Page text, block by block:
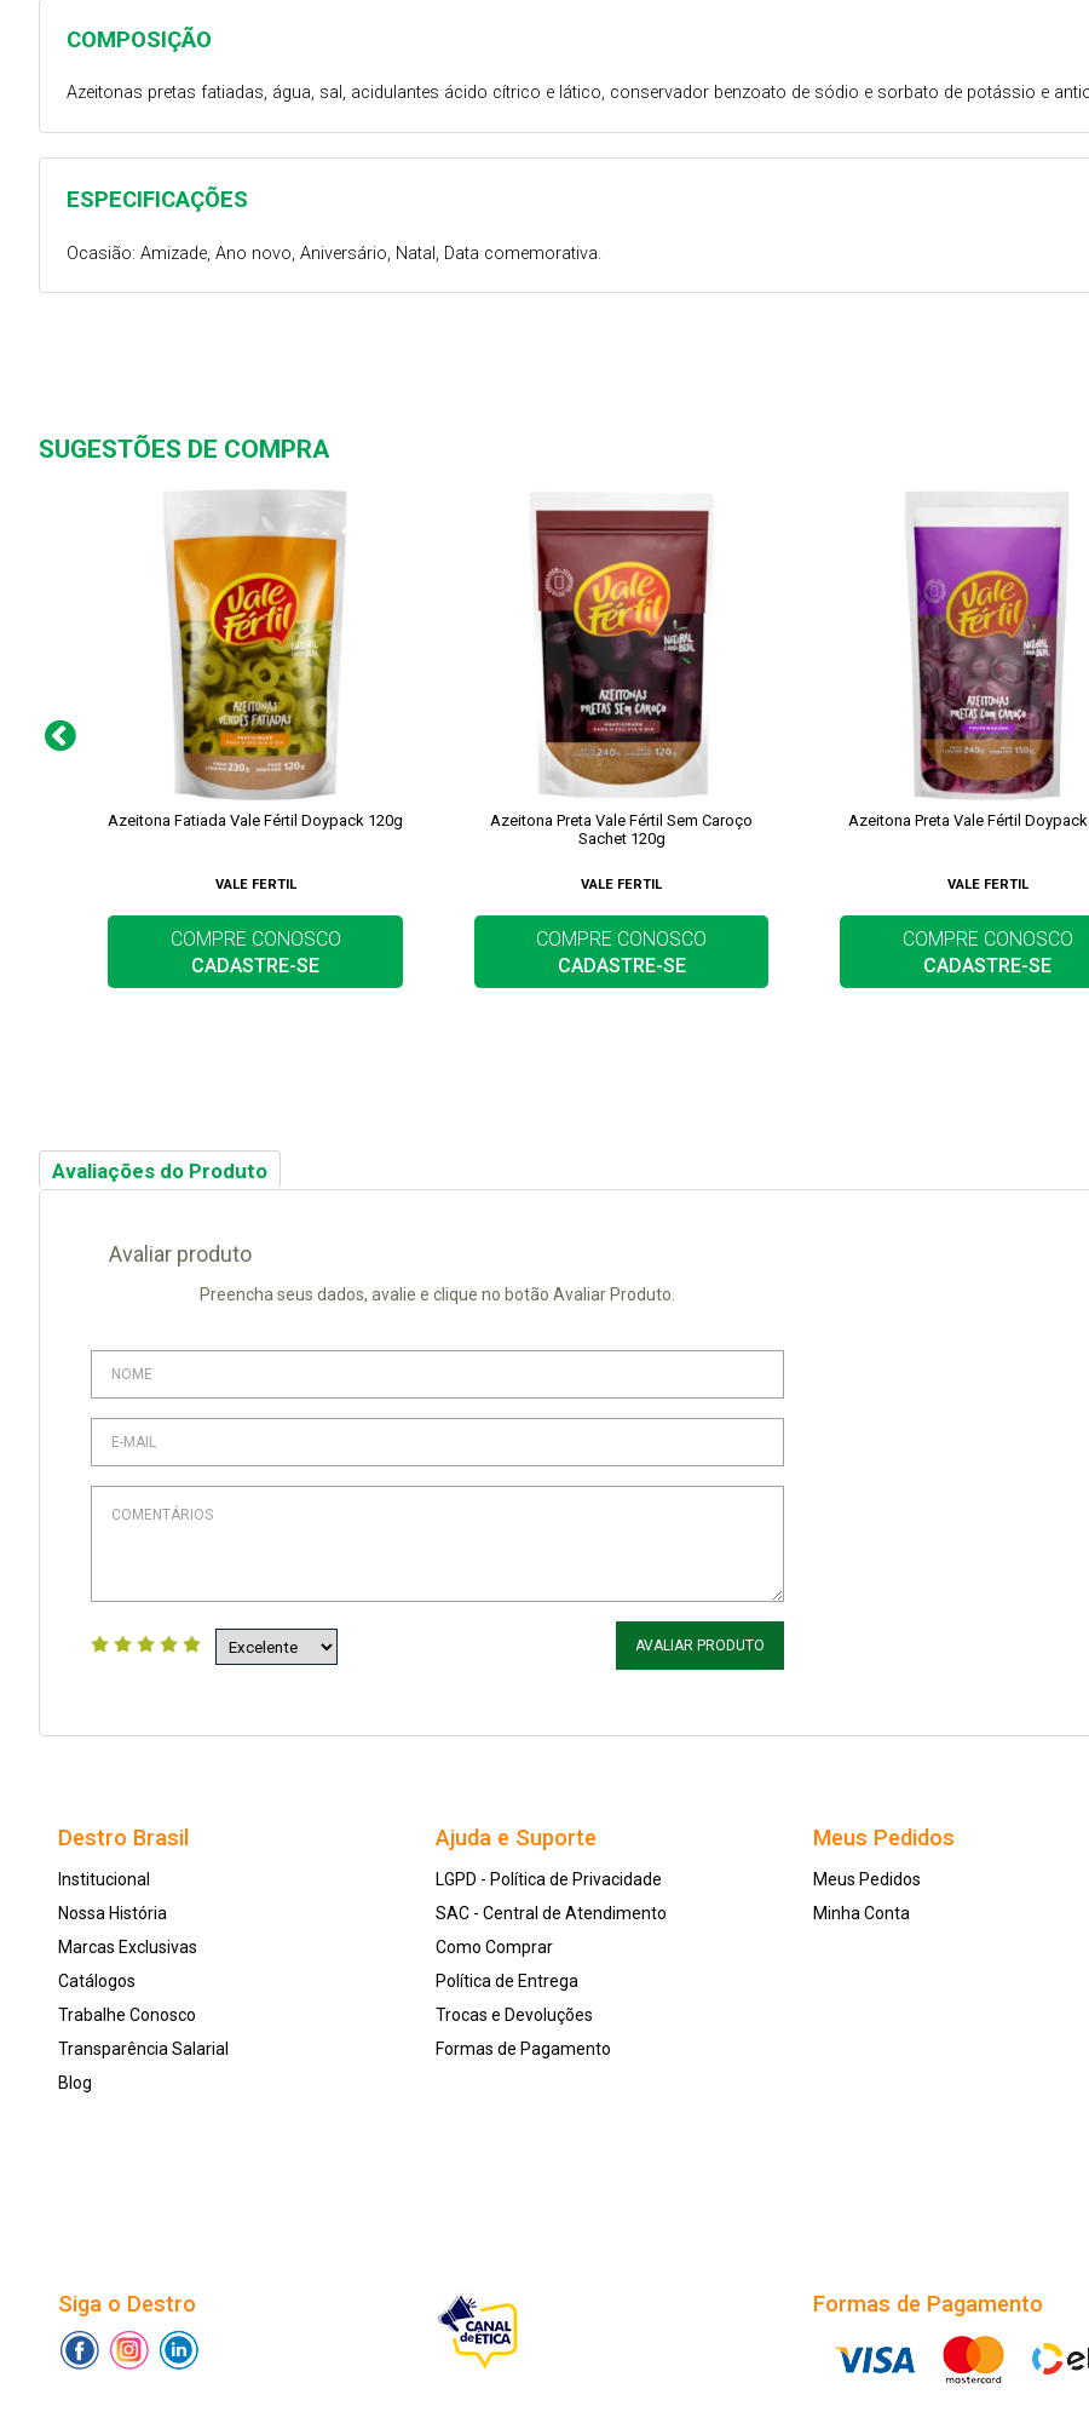
ESPECIFICAÇÕES
Ocasião: Amizade, Ano novo, Aniversário, Natal, Data comemorativa.
COMPOSIÇÃO
Azeitonas pretas fatiadas, água, sal, acidulantes ácido cítrico e lático, conservador benzoato de sódio e sorbato de potássio e
SUGESTÕES DE COMPRA
Azeitona Fatiada Vale Fértil Doypack 120g
VALE FERTIL
COMPRE CONOSCO
CADASTRE-SE
Azeitona Preta Vale Fértil Sem Caroço
Sachet 120g
VALE FERTIL
COMPRE CONOSCO
CADASTRE-SE
Azeitona Preta Vale Fértil
VALE FERTIL
COMPRE CONOSCO
CADASTRE-SE
Avaliações do Produto
Avaliar produto
Preencha seus dados, avalie e clique no botão Avaliar Produto.
AVALIAR PRODUTO
Destro Brasil
Institucional
Nossa História
Marcas Exclusivas
Catálogos
Trabalhe Conosco
Transparência Salarial
Blog
Ajuda e Suporte
LGPD - Política de Privacidade
SAC - Central de Atendimento
Como Comprar
Política de Entrega
Trocas e Devoluções
Formas de Pagamento
Meus Pedidos
Meus Pedidos
Minha Conta
Siga o Destro Formas de Pagamento